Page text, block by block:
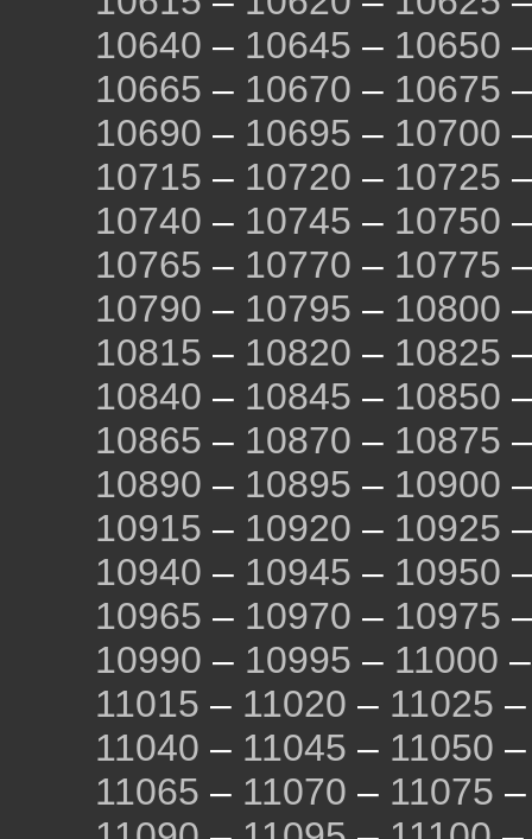
10640 – 10645 – 10650
10665 – 10670 – 10675
10690 – 10695 – 10700
10715 – 10720 – 10725
10740 – 10745 – 10750
10765 – 10770 – 10775
10790 – 10795 – 10800
10815 – 10820 – 10825
10840 – 10845 – 10850
10865 – 10870 – 10875
10890 – 10895 – 10900
10915 – 10920 – 10925
10940 – 10945 – 10950
10965 – 10970 – 10975
10990 – 10995 – 11000
11015 – 11020 – 11025
11040 – 11045 – 11050
11065 – 11070 – 11075